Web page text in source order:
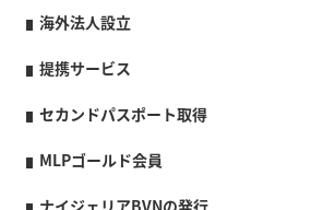
海外法人設立
提携サービス
セカンドパスポート取得
MLPゴールド会員
ナイジェリアBVNの発行